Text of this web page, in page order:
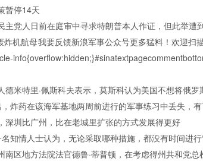
暂停14天
人日前在庭审中寻求特朗普本人作证，但此举
机航母我要反馈新浪军事公众号更多猛料！欢迎
特里·佩斯科夫表示，莫斯科认为美国不想将俄
炸药在该海军基地两周前进行的军事练习中丢失，
，深圳比广州，比在老城里扩张的方式发展得更好
人士认为，无论采取哪种措施，都没有时间
区地方法院法官德鲁·蒂普顿，在考虑得州共和党总